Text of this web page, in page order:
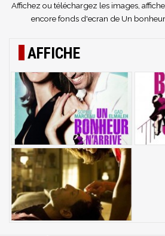
Affichez ou téléchargez les images,
encore fonds d'ecran de Un
AFFICHE